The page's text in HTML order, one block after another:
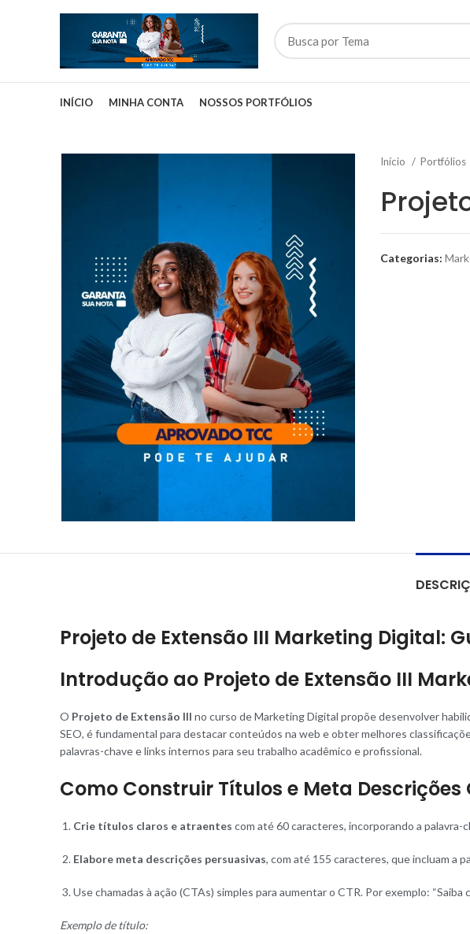
INÍCIO MINHA CONTA NOSSOS PORTFÓLIOS
Início Portfólios
Categorias:
Projeto de Extensão III Marketing Digital:
Introdução ao Projeto de Extensão III
O Projeto de Extensão III no curso de Marketing Digital propõe desenvolver
SEO, é fundamental para destacar conteúdos na web e obter melhores
palavras-chave e links internos para seu trabalho acadêmico e profissional.
Como Construir Títulos e Meta Descrições
Crie títulos claros e atraentes com até 60 caracteres, incorporando a palavra-
Elabore meta descrições persuasivas, com até 155 caracteres, que incluam a
Use chamadas à ação (CTAs) simples para aumentar o CTR. Por exemplo:
Exemplo de título: